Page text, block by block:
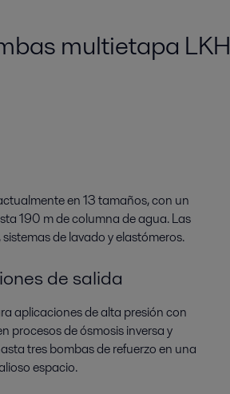
multietapa LKH
en 13 tamaños, con un
190 m de columna de agua. Las
de lavado y elastómeros.
de salida
aplicaciones de alta presión con
procesos de ósmosis inversa y
tres bombas de refuerzo en una
espacio.